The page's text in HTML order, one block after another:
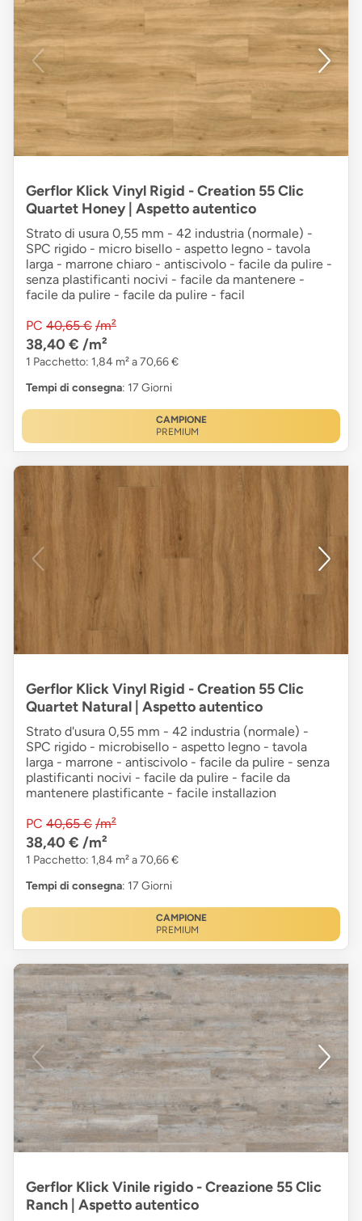
Gerflor Klick Vinyl Rigid - Creation 55 Clic
Quartet Honey | Aspetto autentico
Strato di usura 0,55 mm - 42 industria (normale) -
SPC rigido - micro bisello - aspetto legno - tavola
larga - marrone chiaro - antiscivolo - facile da pulire -
senza plastificanti nocivi - facile da mantenere -
facile da pulire - facile da pulire - facil
PC 40,65 € /m²
38,40 € /m²
1 Pacchetto: 1,84 m² a 70,66 €
Tempi di consegna: 17 Giorni
CAMPIONE
PREMIUM
Gerflor Klick Vinyl Rigid - Creation 55 Clic
Quartet Natural | Aspetto autentico
Strato d'usura 0,55 mm - 42 industria (normale) -
SPC rigido - microbisello - aspetto legno - tavola
larga - marrone - antiscivolo - facile da pulire - senza
plastificanti nocivi - facile da pulire - facile da
mantenere plastificante - facile installazion
PC 40,65 € /m²
38,40 € /m²
1 Pacchetto: 1,84 m² a 70,66 €
Tempi di consegna: 17 Giorni
CAMPIONE
PREMIUM
Gerflor Klick Vinile rigido - Creazione 55 Clic
Ranch | Aspetto autentico